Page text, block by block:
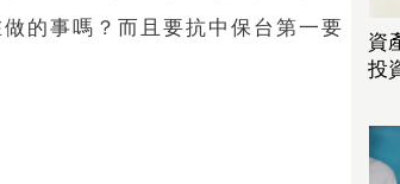
的事嗎？而且要抗中保台第一要
資
投